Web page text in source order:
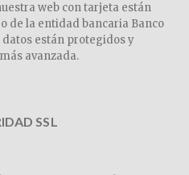
web con tarjeta están
de la entidad bancaria Banco
están protegidos y
avanzada.
SSL